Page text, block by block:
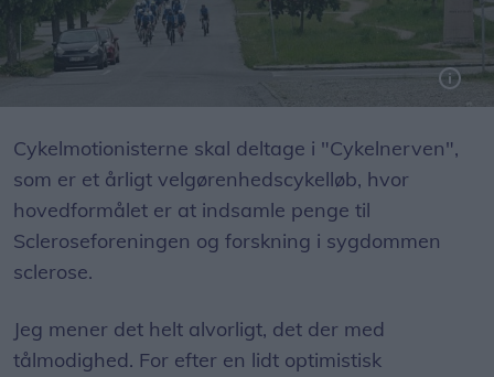
Cykelmotionisterne skal deltage i "Cykelnerven",
som er et årligt velgørenhedscykelløb, hvor
hovedformålet er at indsamle penge til
Scleroseforeningen og forskning i sygdommen
sclerose.
Jeg mener det helt alvorligt, det der med
tålmodighed. For efter en lidt optimistisk